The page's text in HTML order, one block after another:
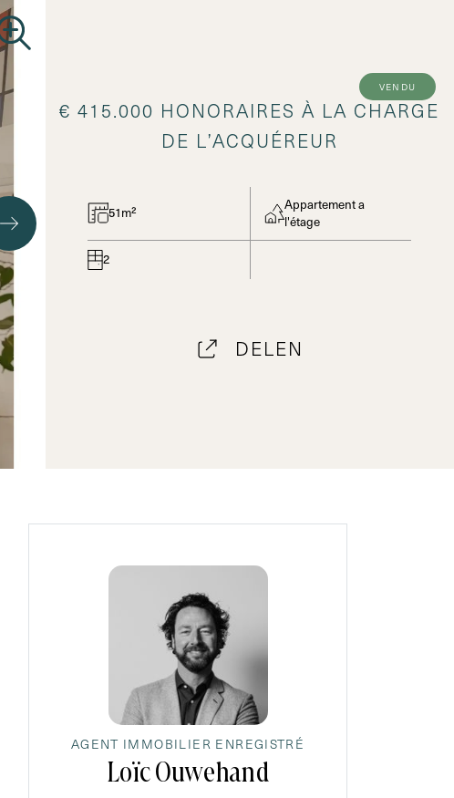
vendu
€ 415.000 HONORAIRES À LA CHARGE
DE L’ACQUÉREUR
51m²
Appartement a
l'étage
2
DELEN
AGENT IMMOBILIER ENREGISTRÉ
Loïc Ouwehand